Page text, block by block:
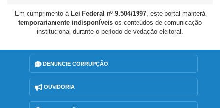
Em cumprimento à Lei Federal nº 9.504/1997, este portal manterá
temporariamente indisponíveis os conteúdos de comunicação
institucional durante o período de vedação eleitoral.
DENUNCIE CORRUPÇÃO
OUVIDORIA